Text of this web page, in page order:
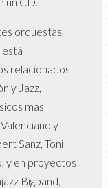
orquestas,
relacionados
y Jazz,
mas
y
Sanz, Toni
y en proyectos
Bigband,